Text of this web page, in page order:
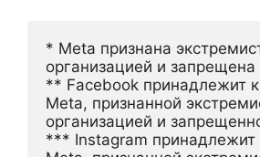
* Meta признана
организацией и
** Facebook принадлежит
Meta, признанной
организацией и
*** Instagram принадлежит